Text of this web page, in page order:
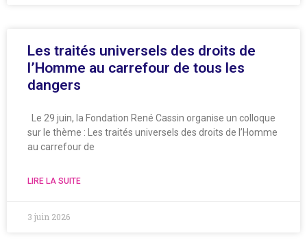
Les traités universels des droits de
l’Homme au carrefour de tous les
dangers
Le 29 juin, la Fondation René Cassin organise un colloque
sur le thème : Les traités universels des droits de l’Homme
au carrefour de
LIRE LA SUITE
3 juin 2026